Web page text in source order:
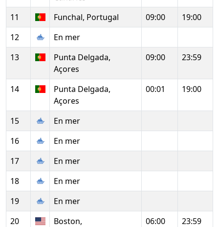
11 Funchal, Portugal 09:00
19:00
12
En mer
13
Punta Delgada,
Açores
09:00 23:59
14
Punta Delgada,
Açores
00:01 19:00
15
En mer
16
En mer
17
En mer
18
En mer
19
En mer
20
Boston,
06:00 23:59